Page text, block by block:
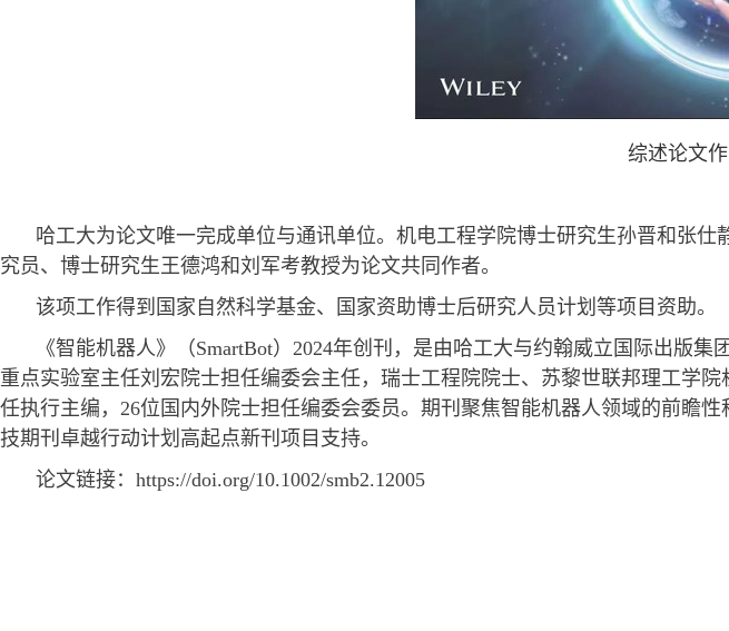
综述论文
哈工大为论文唯一完成单位与通讯单位。机电工程学院博士研究生孙晋和张
究员、博士研究生王德鸿和刘军考教授为论文共同作者。
该项工作得到国家自然科学基金、国家资助博士后研究人员计划等项目资助。
《智能机器人》（SmartBot） 2024年创刊，是由哈工大与约翰威立国际出版集
重点实验室主任刘宏院士担任编委会主任，瑞士工程院院士、苏黎世联邦理工学
任执行主编， 26位国内外院士担任编委会委员。期刊聚焦智能机器人领域的前瞻
技期刊卓越行动计划高起点新刊项目支持。
论文链接： https://doi.org/10.1002/smb2.12005